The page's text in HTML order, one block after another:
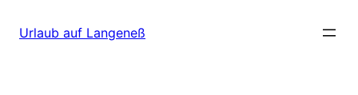
zumUrlaub auf Langeneß